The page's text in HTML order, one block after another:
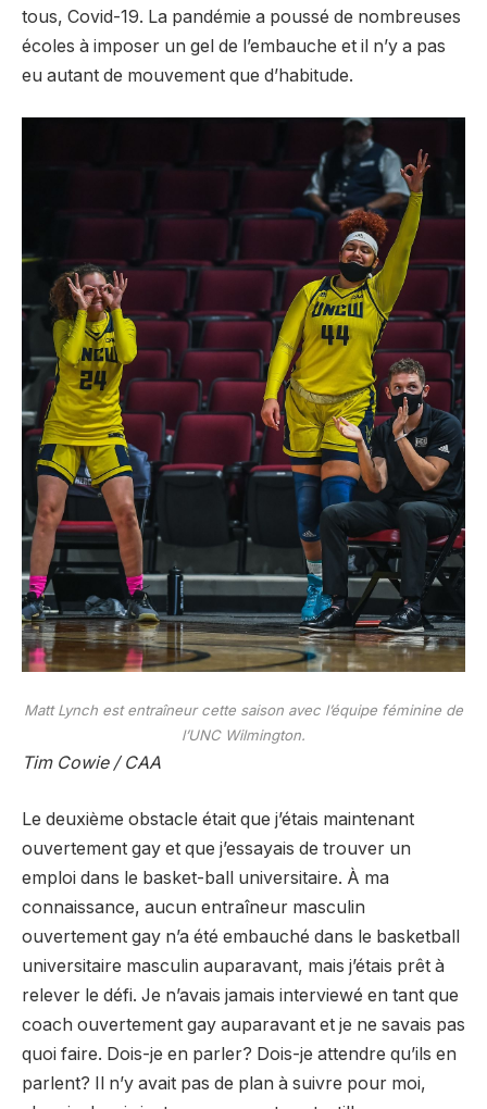
tous, Covid-19. La pandémie a poussé de nombreuses
écoles à imposer un gel de l’embauche et il n’y a pas
eu autant de mouvement que d’habitude.
Matt Lynch est entraîneur cette saison avec l’équipe féminine de
l’UNC Wilmington.
Tim Cowie / CAA
Le deuxième obstacle était que j’étais maintenant
ouvertement gay et que j’essayais de trouver un
emploi dans le basket-ball universitaire. À ma
connaissance, aucun entraîneur masculin
ouvertement gay n’a été embauché dans le basketball
universitaire masculin auparavant, mais j’étais prêt à
relever le défi. Je n’avais jamais interviewé en tant que
coach ouvertement gay auparavant et je ne savais pas
quoi faire. Dois-je en parler? Dois-je attendre qu’ils en
parlent? Il n’y avait pas de plan à suivre pour moi,